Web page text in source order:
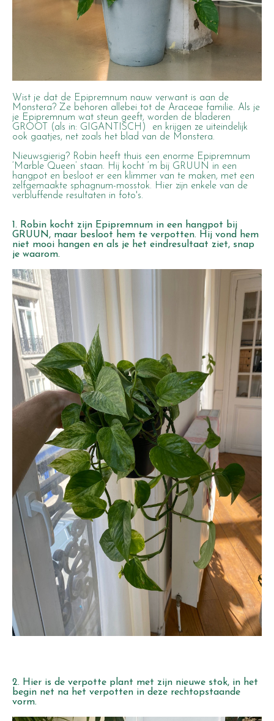
Wist je dat de Epipremnum nauw verwant is aan de
Monstera? Ze behoren allebei tot de Araceae familie. Als je
je Epipremnum wat steun geeft, worden de bladeren
GROOT (als in: GIGANTISCH) en krijgen ze uiteindelijk
ook gaatjes, net zoals het blad van de Monstera.
Nieuwsgierig? Robin heeft thuis een enorme Epipremnum
‘Marble Queen’ staan. Hij kocht ‘m bij GRUUN in een
hangpot en besloot er een klimmer van te maken, met een
zelfgemaakte sphagnum-mosstok. Hier zijn enkele van de
verbluffende resultaten in foto's.
1. Robin kocht zijn Epipremnum in een hangpot bij
GRUUN, maar besloot hem te verpotten. Hij vond hem
niet mooi hangen en als je het eindresultaat ziet, snap
je waarom.
2. Hier is de verpotte plant met zijn nieuwe stok, in het
begin net na het verpotten in deze rechtopstaande
vorm.